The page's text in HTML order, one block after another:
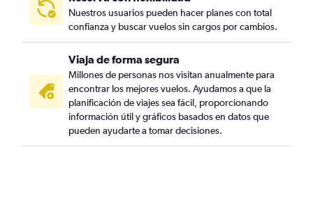
Nuestros usuarios pueden hacer planes con total
confianza y buscar vuelos sin cargos por cambios.
Viaja de forma segura
Millones de personas nos visitan anualmente para
encontrar los mejores vuelos. Ayudamos a que la
planificación de viajes sea fácil, proporcionando
información útil y gráficos basados en datos que
pueden ayudarte a tomar decisiones.